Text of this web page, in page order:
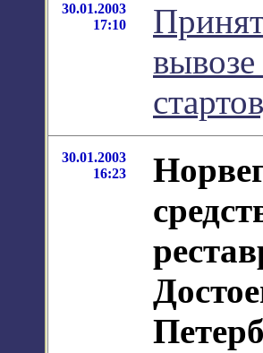
30.01.2003
17:10
30.01.2003
16:23